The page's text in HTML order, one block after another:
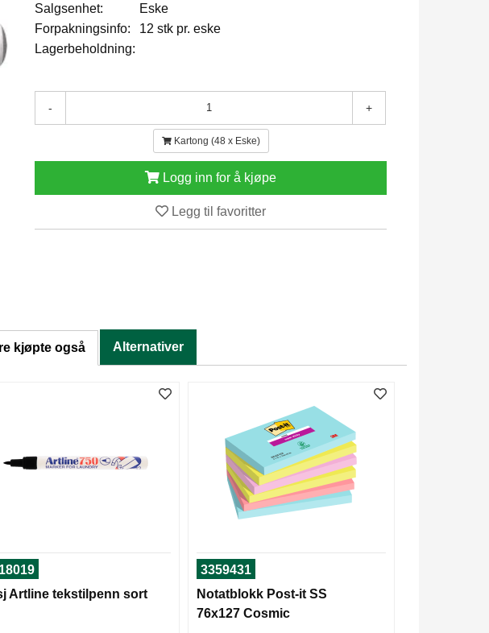
Salgsenhet:
Eske
Forpakningsinfo:
12 stk pr. eske
Lagerbeholdning:
- +
Kartong (48 x Eske)
Logg inn for å kjøpe
Legg til favoritter
kjøpte også Alternativer
Artline tekstilpenn sort
3359431
Notatblokk Post-it SS
76x127 Cosmic